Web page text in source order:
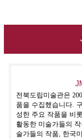
전북도립미술관은
품을 수집했습니다.
성한 주요 작품을 비
활동한 미술가들의
술가들의 작품, 한국